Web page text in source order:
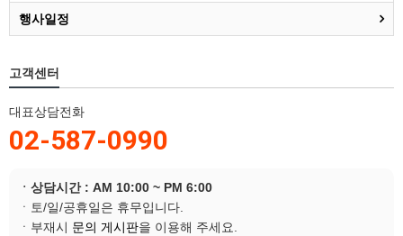
행사일정
고객센터
대표상담전화
02-587-0990
ㆍ상담시간 : AM 10:00 ~ PM 6:00
ㆍ토/일/공휴일은 휴무입니다.
ㆍ부재시 문의 게시판을 이용해 주세요.